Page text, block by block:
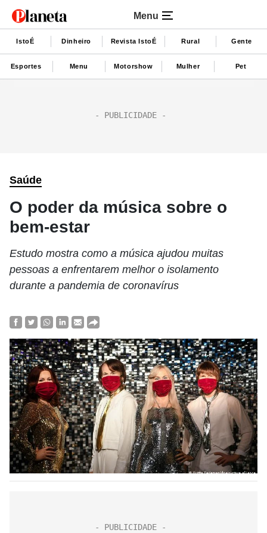
Menu
IstoÉ Dinheiro Revista IstoÉ Rural Gente
Esportes Menu Motorshow Mulher Pet
Saúde
O poder da música sobre o
bem-estar
Estudo mostra como a música ajudou muitas
pessoas a enfrentarem melhor o isolamento
durante a pandemia de coronavírus